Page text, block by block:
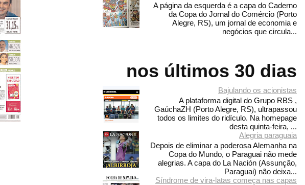
A página da esquerda é a capa do Caderno
da Copa do Jornal do Comércio (Porto
Alegre, RS), um jornal de economia e
negócios que circula...
nos últimos 30 dias
Bajulando os acionistas
A plataforma digital do Grupo RBS ,
GaúchaZH (Porto Alegre, RS), ultrapassou
todos os limites do ridículo. Na homepage
desta quinta-feira, ...
Alegria paraguaia
Depois de eliminar a poderosa Alemanha na
Copa do Mundo, o Paraguai não mede
alegrias. A capa do La Nación (Assunção,
Paraguai) não deixa...
Síndrome de vira-latas começa nas capas